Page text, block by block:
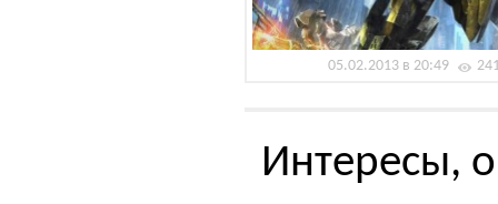
05.02.2013 в 20:49
Интересы,